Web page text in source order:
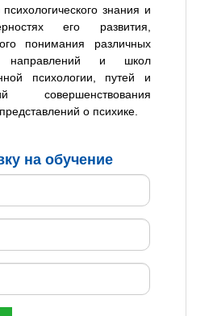
психологического знания и
его развития,
понимания различных
направлений и школ
психологии, путей и
совершенствования
о психике.
на обучение